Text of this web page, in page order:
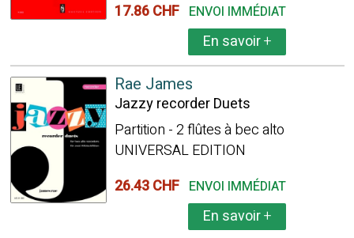
17.86 CHF ENVOI IMMÉDIAT
En savoir+
Rae James
Jazzy recorder Duets
Partition - 2 flûtes à bec alto
UNIVERSAL EDITION
26.43 CHF ENVOI IMMÉDIAT
En savoir+